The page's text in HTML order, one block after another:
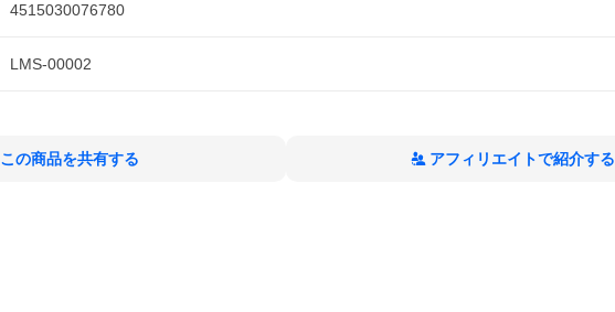
4515030076780
LMS-00002
この商品を共有する アフィリエイトで紹介する